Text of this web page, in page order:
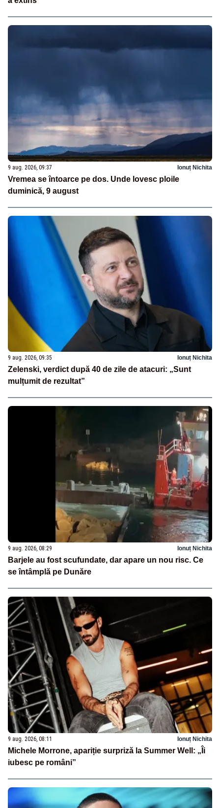
9 aug. 2026, 09:37 Ionuț Nichita
Vremea se întoarce pe dos. Unde lovesc ploile
duminică, 9 august
9 aug. 2026, 09:35 Ionuț Nichita
Zelenski, verdict după 40 de zile de atacuri: „Sunt
mulțumit de rezultat”
9 aug. 2026, 08:29 Ionuț Nichita
Barjele au fost scufundate, dar apare un nou risc. Ce
se întâmplă pe Dunăre
9 aug. 2026, 08:11 Ionuț Nichita
Michele Morrone, apariție surpriză la Summer Well: „Îi
iubesc pe români”